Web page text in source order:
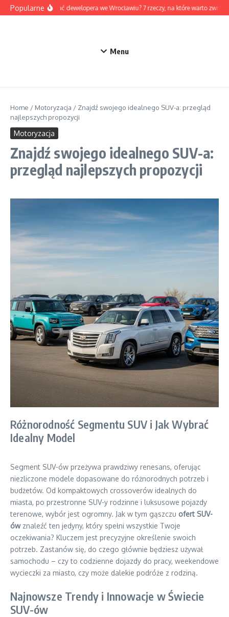
Przejdź do treści
PopularneJak wybrać dewelopera we Wrocławiu? 7 rzeczy, na które warto
Menu
Home / Motoryzacja / Znajdź swojego idealnego SUV-a: przegląd
najlepszych propozycji
Motoryzacja
Znajdź swojego idealnego SUV-a:
przegląd najlepszych propozycji
Różnorodność Segmentu SUV i Jak Wybrać
Idealny Model
Segment SUV-ów przeżywa prawdziwy renesans, oferując
niezliczone modele dopasowane do różnorodnych potrzeb i
budżetów. Od kompaktowych crossoverów idealnych do
miasta, po przestronne SUV-y rodzinne i luksusowe pojazdy
terenowe, wybór jest ogromny. Jak w tym gąszczu ofert SUV-
ówznaleźć ten jedyny, który spełni wszystkie Twoje
oczekiwania? Kluczem jest precyzyjne określenie swoich
potrzeb. Zastanów się, do czego głównie będziesz używał
samochodu – czy to codzienne dojazdy do pracy, weekendowe
wycieczki za miasto, czy może dalekie podróże z rodziną.
Najnowsze Trendy i Innowacje w Świecie
SUV-ów